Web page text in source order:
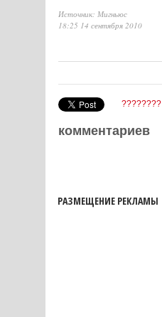
Источник: Мигньюс
18:25 14 сентября 2010
????????
комментариев
РАЗМЕЩЕНИЕ РЕКЛАМЫ